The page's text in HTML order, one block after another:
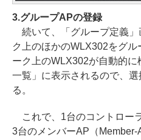
3.グループAPの登録
続いて、「グループ定義」
ク上のほかのWLX302をグ
ーク上のWLX302が自動的
一覧」に表示されるので、
る。
これで、1台のコントロー
3台のメンバーAP（